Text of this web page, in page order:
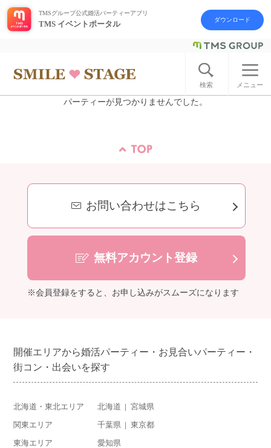
ログイン アカウント登録
今週の婚活パーティー
よくあるご質問
利用規約
運営会社 launch
公式アカウントで最新情報を配信中！
TMSグループ公式婚活パーティーアプリ
TMS イベントポータル ダウンロード
検索 メニュー
パーティーが見つかりませんでした。
お問い合わせはこちら
無料アカウント登録
※会員登録をすると、お申し込みがスムーズになります
開催エリアから婚活パーティー・お見合いパーティー・
街コン・出会いを探す
北海道・東北エリア 北海道 宮城県
関東エリア 千葉県 東京都
東海エリア 愛知県